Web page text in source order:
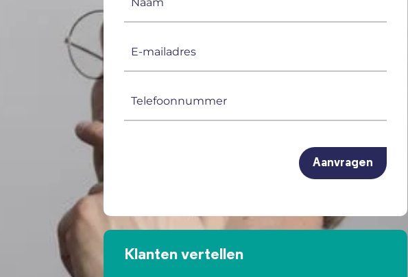
Klanten vertellen